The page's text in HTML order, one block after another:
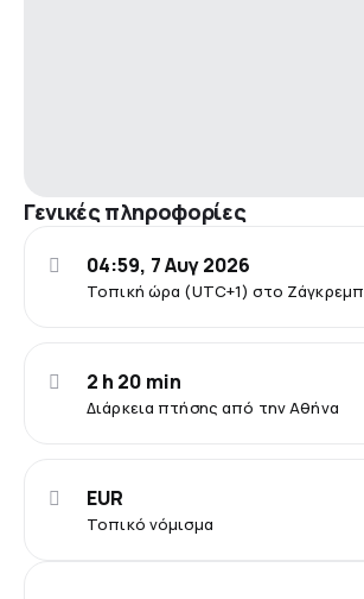
Γενικές πληροφορίες
Τοπική ώρα (UTC+1) στο Ζάγκρεμπ
04:59, 7 Αυγ 2026
Διάρκεια πτήσης από την Αθήνα
2 h 20 min
Τοπικό νόμισμα
EUR